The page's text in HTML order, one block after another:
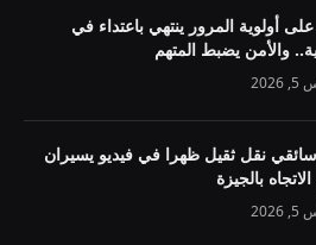
أولوية المرور ينتهي باعتداء في
والأمن يضبط المتهم
نقل ثقيل ظهرا في فيديو يسيران
بالجيزة